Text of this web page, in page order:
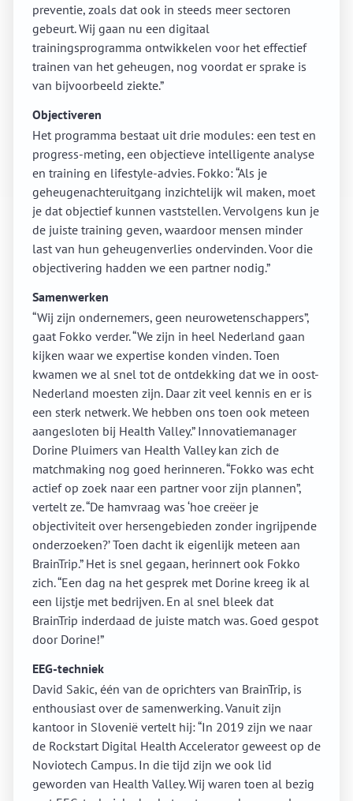
preventie, zoals dat ook in steeds meer sectoren
gebeurt. Wij gaan nu een digitaal
trainingsprogramma ontwikkelen voor het effectief
trainen van het geheugen, nog voordat er sprake is
van bijvoorbeeld ziekte.”
Objectiveren
Het programma bestaat uit drie modules: een test en
progress-meting, een objectieve intelligente analyse
en training en lifestyle-advies. Fokko: “Als je
geheugenachteruitgang inzichtelijk wil maken, moet
je dat objectief kunnen vaststellen. Vervolgens kun je
de juiste training geven, waardoor mensen minder
last van hun geheugenverlies ondervinden. Voor die
objectivering hadden we een partner nodig.”
Samenwerken
“Wij zijn ondernemers, geen neurowetenschappers”,
gaat Fokko verder. “We zijn in heel Nederland gaan
kijken waar we expertise konden vinden. Toen
kwamen we al snel tot de ontdekking dat we in oost-
Nederland moesten zijn. Daar zit veel kennis en er is
een sterk netwerk. We hebben ons toen ook meteen
aangesloten bij Health Valley.” Innovatiemanager
Dorine Pluimers van Health Valley kan zich de
matchmaking nog goed herinneren. “Fokko was echt
actief op zoek naar een partner voor zijn plannen”,
vertelt ze. “De hamvraag was ‘hoe creëer je
objectiviteit over hersengebieden zonder ingrijpende
onderzoeken?’ Toen dacht ik eigenlijk meteen aan
BrainTrip.” Het is snel gegaan, herinnert ook Fokko
zich. “Een dag na het gesprek met Dorine kreeg ik al
een lijstje met bedrijven. En al snel bleek dat
BrainTrip inderdaad de juiste match was. Goed gespot
door Dorine!”
EEG-techniek
David Sakic, één van de oprichters van BrainTrip, is
enthousiast over de samenwerking. Vanuit zijn
kantoor in Slovenië vertelt hij: “In 2019 zijn we naar
de Rockstart Digital Health Accelerator geweest op de
Noviotech Campus. In die tijd zijn we ook lid
geworden van Health Valley. Wij waren toen al bezig